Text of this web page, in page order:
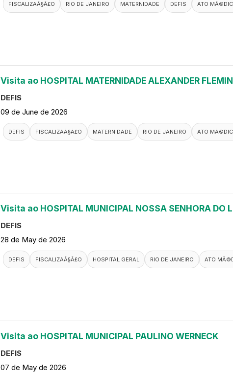
FISCALIZAÃ§Ã£O RIO DE JANEIRO MATERNIDADE DEFIS ATO
Visita ao HOSPITAL MATERNIDADE ALEXANDER
DEFIS
09 de June de 2026
DEFIS FISCALIZAÃ§Ã£O MATERNIDADE RIO DE JANEIRO ATO
Visita ao HOSPITAL MUNICIPAL NOSSA SENHORA DO
DEFIS
28 de May de 2026
DEFIS FISCALIZAÃ§Ã£O HOSPITAL GERAL RIO DE JANEIRO ATO
Visita ao HOSPITAL MUNICIPAL PAULINO WERNECK
DEFIS
07 de May de 2026